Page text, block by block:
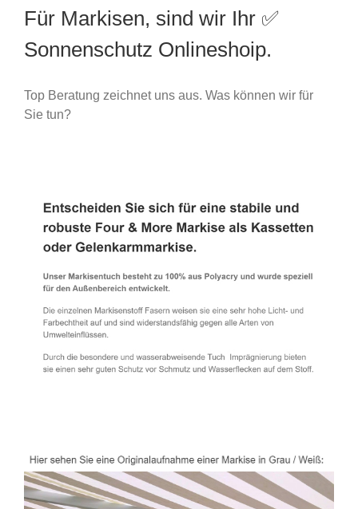
Für Markisen, sind wir Ihr ✅
Sonnenschutz Onlineshoip.
Top Beratung zeichnet uns aus. Was können wir für
Sie tun?